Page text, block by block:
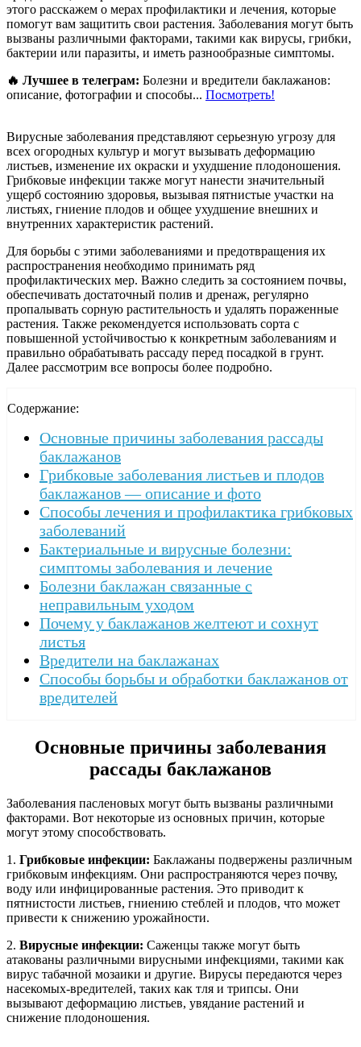
этого расскажем о мерах профилактики и лечения, которые
помогут вам защитить свои растения. Заболевания могут быть
вызваны различными факторами, такими как вирусы, грибки,
бактерии или паразиты, и иметь разнообразные симптомы.
🔥 Лучшее в телеграм: Болезни и вредители баклажанов:
описание, фотографии и способы... Посмотреть!
Вирусные заболевания представляют серьезную угрозу для
всех огородных культур и могут вызывать деформацию
листьев, изменение их окраски и ухудшение плодоношения.
Грибковые инфекции также могут нанести значительный
ущерб состоянию здоровья, вызывая пятнистые участки на
листьях, гниение плодов и общее ухудшение внешних и
внутренних характеристик растений.
Для борьбы с этими заболеваниями и предотвращения их
распространения необходимо принимать ряд
профилактических мер. Важно следить за состоянием почвы,
обеспечивать достаточный полив и дренаж, регулярно
пропалывать сорную растительность и удалять пораженные
растения. Также рекомендуется использовать сорта с
повышенной устойчивостью к конкретным заболеваниям и
правильно обрабатывать рассаду перед посадкой в грунт.
Далее рассмотрим все вопросы более подробно.
Содержание:
Основные причины заболевания рассады
баклажанов
Грибковые заболевания листьев и плодов
баклажанов — описание и фото
Способы лечения и профилактика грибковых
заболеваний
Бактериальные и вирусные болезни:
симптомы заболевания и лечение
Болезни баклажан связанные с
неправильным уходом
Почему у баклажанов желтеют и сохнут
листья
Вредители на баклажанах
Способы борьбы и обработки баклажанов от
вредителей
Основные причины заболевания
рассады баклажанов
Заболевания пасленовых могут быть вызваны различными
факторами. Вот некоторые из основных причин, которые
могут этому способствовать.
1. Грибковые инфекции: Баклажаны подвержены различным
грибковым инфекциям. Они распространяются через почву,
воду или инфицированные растения. Это приводит к
пятнистости листьев, гниению стеблей и плодов, что может
привести к снижению урожайности.
2. Вирусные инфекции: Саженцы также могут быть
атакованы различными вирусными инфекциями, такими как
вирус табачной мозаики и другие. Вирусы передаются через
насекомых-вредителей, таких как тля и трипсы. Они
вызывают деформацию листьев, увядание растений и
снижение плодоношения.